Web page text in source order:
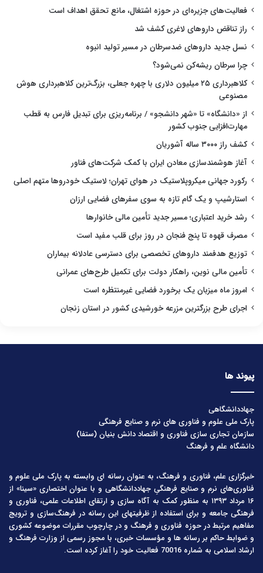
فعالیت‌های جزیره‌ای در حوزه اشتغال، مانع تحقق اهداف است
راز تناقض داروهای لاغری کشف شد
نسل جدید داروهای ضدسرطان در مسیر تولید انبوه
چرا سرطان ریشه‌کن نمی‌شود؟
کلاهبرداری ۲۵ میلیون دلاری با چهره جعلی، بزرگ‌ترین کلاهبرداری هوش
مصنوعی
از «دانشگاه» تا «شهر دانشجو» / برنامه‌ریزی برای تبدیل فارس به قطب
مهارت‌افزایی جنوب کشور
کشف راز ۳۰۰۰ ساله آشوریان
آغاز هوشمندسازی معادن ایران با کمک شرکت‌های فناور
رکورد جهانی میکروپلاستیک در هوای تهران؛ لاستیک خودروها متهم اصلی
استارشیپ و یک گام تازه به سوی سفرهای فضایی ارزان
رشد خرید اعتباری؛ مسیر جدید تأمین مالی خانوارها
مصرف قهوه تا پنج فنجان در روز برای قلب مفید است
توزیع هدفمند داروهای تخصصی برای دسترسی عادلانه بیماران
تأمین مالی نوین، راهکار دولت برای تکمیل طرح‌های عمرانی
امروز ماه میزبان یک برخورد فضایی غیرمنتظره است
اجرای طرح بزرگترین مزرعه خورشیدی کشور در استان زنجان
پیوند ها
جهاددانشگاهی
پارک ملی علوم و فناوری های نرم و صنایع فرهنگی
سازمان تجاری سازی فناوری و اقتصاد دانش بنیان (ستفا)
دانشگاه علم و فرهنگ
خبرگزاری علم، فناوری و فرهنگ، به عنوان رسانه ای وابسته به پارک ملی علوم و
فناوری‌های نرم و صنایع فرهنگیِ جهاددانشگاهی و با عنوان اختصاری «سینا» از
۱۶ مرداد ۱۳۹۳ به منظور کمک به آگاه سازی و ارتقای اطلاعات علمی، فناوری و
فرهنگی جامعه و برای استفاده از ظرفیتهای این رسانه در فرهنگ‌سازی و ترویج
مفاهیم مرتبط در حوزه فناوری و فرهنگ و در چارچوب مقررات موضوعه کشوری
و ضوابط حاکم بر رسانه ها و مؤسسات خبری، با مجوز رسمی از وزارت فرهنگ و
ارشاد اسلامی به شماره 70016 فعالیت خود را آغاز کرده است.